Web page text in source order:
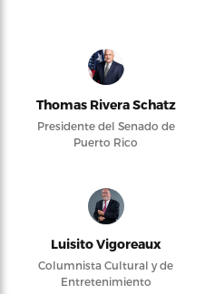
Thomas Rivera Schatz
Presidente del Senado de
Puerto Rico
Luisito Vigoreaux
Columnista Cultural y de
Entretenimiento